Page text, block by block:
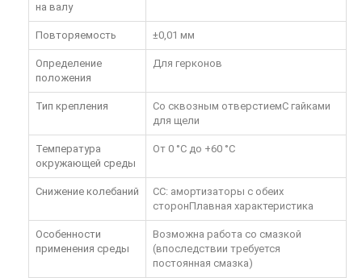
на валу
Повторяемость ±0,01 мм
Определение
положения
Для герконов
Тип крепления
Со сквозным отверстиемС гайками
для щели
Температура
окружающей среды
От 0 °C до +60 °C
Снижение колебаний
CC: амортизаторы с обеих
сторонПлавная характеристика
Особенности
применения среды
Возможна работа со смазкой
(впоследствии требуется
постоянная смазка)